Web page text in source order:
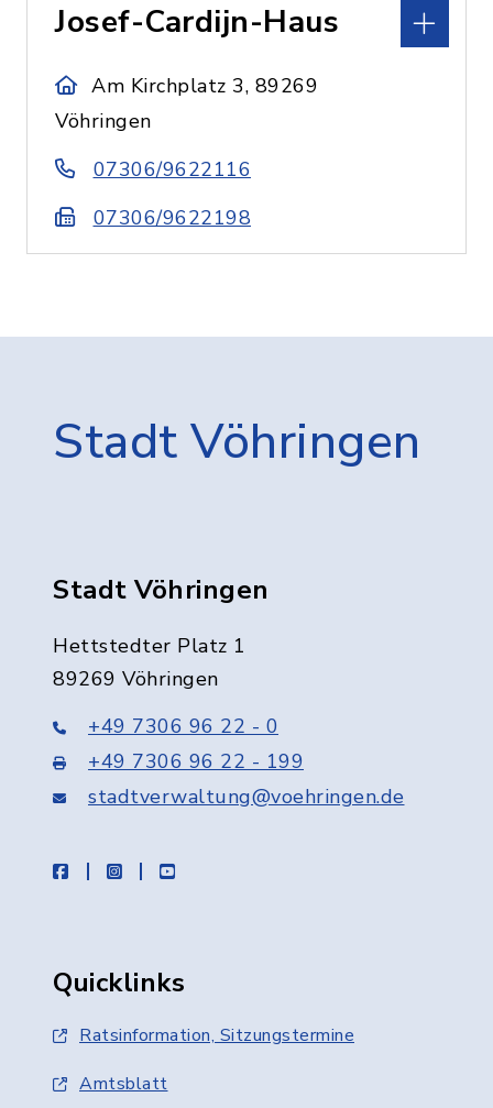
Josef-Cardijn-Haus
Am Kirchplatz 3, 89269
Vöhringen
07306/9622116
07306/9622198
Stadt Vöhringen
Stadt Vöhringen
Hettstedter Platz 1
89269 Vöhringen
+49 7306 96 22 - 0
+49 7306 96 22 - 199
stadtverwaltung@voehringen.de
facebookinstagramyoutube
Quicklinks
Ratsinformation, Sitzungstermine
Amtsblatt